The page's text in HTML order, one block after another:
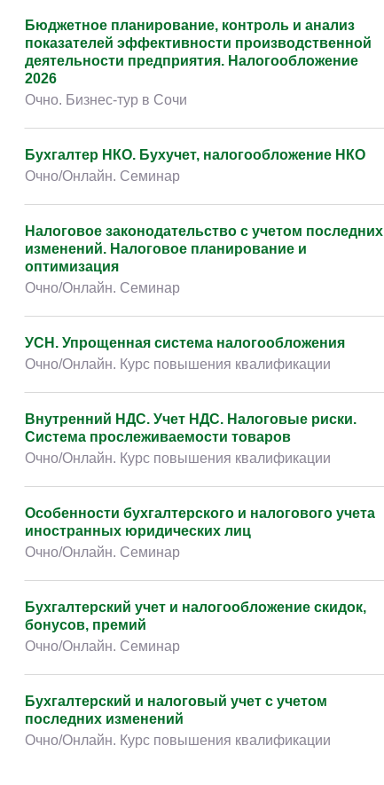
Бюджетное планирование, контроль и анализ
показателей эффективности производственной
деятельности предприятия. Налогообложение
2026
Очно. Бизнес-тур в Сочи
Бухгалтер НКО. Бухучет, налогообложение НКО
Очно/Онлайн. Семинар
Налоговое законодательство с учетом последних
изменений. Налоговое планирование и
оптимизация
Очно/Онлайн. Семинар
УСН. Упрощенная система налогообложения
Очно/Онлайн. Курс повышения квалификации
Внутренний НДС. Учет НДС. Налоговые риски.
Система прослеживаемости товаров
Очно/Онлайн. Курс повышения квалификации
Особенности бухгалтерского и налогового учета
иностранных юридических лиц
Очно/Онлайн. Семинар
Бухгалтерский учет и налогообложение скидок,
бонусов, премий
Очно/Онлайн. Семинар
Бухгалтерский и налоговый учет с учетом
последних изменений
Очно/Онлайн. Курс повышения квалификации